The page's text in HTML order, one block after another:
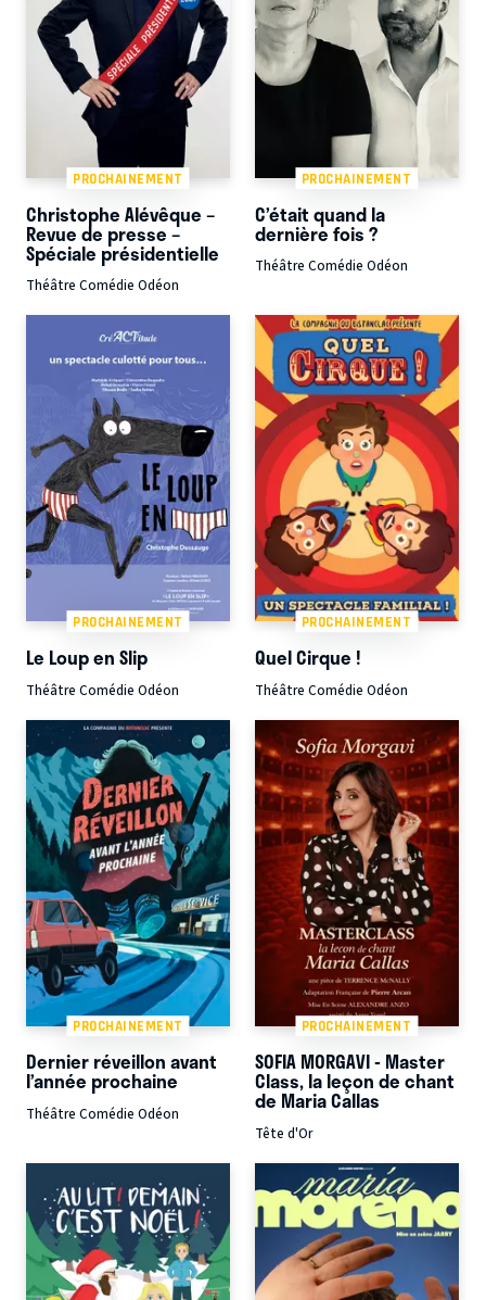
PROCHAINEMENT
Christophe Alévêque –
Revue de presse –
Spéciale présidentielle
Théâtre Comédie Odéon
PROCHAINEMENT
C’était quand la
dernière fois ?
Théâtre Comédie Odéon
PROCHAINEMENT
Le Loup en Slip
Théâtre Comédie Odéon
PROCHAINEMENT
Quel Cirque !
Théâtre Comédie Odéon
PROCHAINEMENT
Dernier réveillon avant
l’année prochaine
Théâtre Comédie Odéon
PROCHAINEMENT
SOFIA MORGAVI - Master
Class, la leçon de chant
de Maria Callas
Tête d'Or